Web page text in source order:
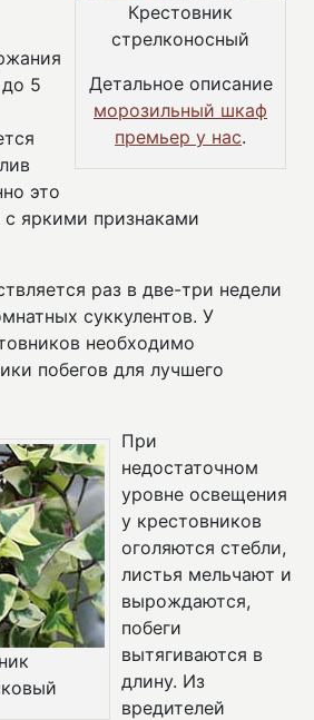
Крестовник
стрелконосный
Детальное описание
морозильный шкаф
премьер у нас.
5
это
яркими признаками
раз в две-три недели
суккулентов. У
необходимо
побегов для лучшего
При
недостаточном
уровне освещения
у крестовников
оголяются стебли,
листья мельчают и
вырождаются,
побеги
вытягиваются в
длину. Из
вредителей